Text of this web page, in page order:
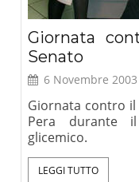
Giornata
Senato
6 Novembre 2003
Giornata contro il
Pera durante
glicemico.
LEGGI TUTTO